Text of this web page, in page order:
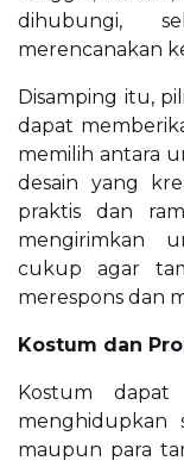
dihubungi,
merencanakan
Disamping itu,
dapat
memilih antara
desain yang
praktis dan
mengirimkan
cukup agar
merespons dan
Kostum dan
Kostum
menghidupkan
maupun para